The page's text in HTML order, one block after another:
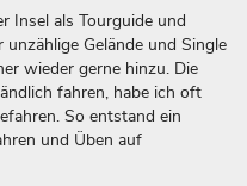
Insel als Tourguide und
Gelände und Single
wieder gerne hinzu. Die
fahren, habe ich oft
So entstand ein
und Üben auf